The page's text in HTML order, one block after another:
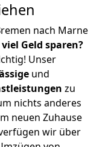
nach Marne
viel Geld sparen?
Unser
und
zu
nichts anderes
neuen Zuhause
wir über